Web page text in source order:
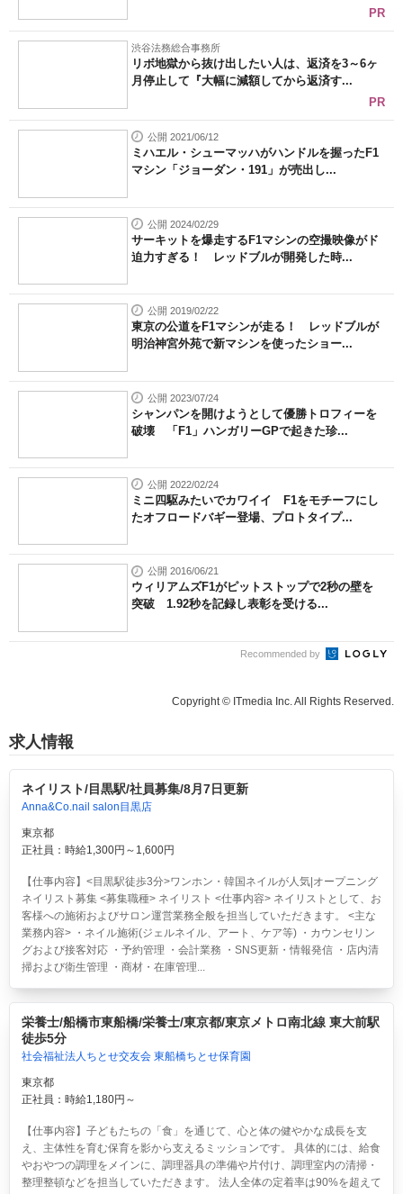
PR
渋谷法務総合事務所
リボ地獄から抜け出したい人は、返済を3～6ヶ
月停止して『大幅に減額してから返済す...
PR
公開 2021/06/12
ミハエル・シューマッハがハンドルを握ったF1
マシン「ジョーダン・191」が売出し...
公開 2024/02/29
サーキットを爆走するF1マシンの空撮映像がド
迫力すぎる！ レッドブルが開発した時...
公開 2019/02/22
東京の公道をF1マシンが走る！ レッドブルが
明治神宮外苑で新マシンを使ったショー...
公開 2023/07/24
シャンパンを開けようとして優勝トロフィーを
破壊 「F1」ハンガリーGPで起きた珍...
公開 2022/02/24
ミニ四駆みたいでカワイイ F1をモチーフにし
たオフロードバギー登場、プロトタイプ...
公開 2016/06/21
ウィリアムズF1がピットストップで2秒の壁を
突破 1.92秒を記録し表彰を受ける...
Recommended by
Copyright © ITmedia Inc. All Rights Reserved.
求人情報
ネイリスト/目黒駅/社員募集/8月7日更新
Anna&Co.nail salon目黒店
東京都
正社員：時給1,300円～1,600円
【仕事内容】<目黒駅徒歩3分>ワンホン・韓国ネイルが人気|オープニング
ネイリスト募集 <募集職種> ネイリスト <仕事内容> ネイリストとして、お
客様への施術およびサロン運営業務全般を担当していただきます。 <主な
業務内容> ・ネイル施術(ジェルネイル、アート、ケア等) ・カウンセリン
グおよび接客対応 ・予約管理 ・会計業務 ・SNS更新・情報発信 ・店内清
掃および衛生管理 ・商材・在庫管理...
栄養士/船橋市東船橋/栄養士/東京都/東京メトロ南北線 東大前駅
徒歩5分
社会福祉法人ちとせ交友会 東船橋ちとせ保育園
東京都
正社員：時給1,180円～
【仕事内容】子どもたちの「食」を通じて、心と体の健やかな成長を支
え、主体性を育む保育を影から支えるミッションです。 具体的には、給食
やおやつの調理をメインに、調理器具の準備や片付け、調理室内の清掃・
整理整頓などを担当していただきます。 法人全体の定着率は90%を超えて